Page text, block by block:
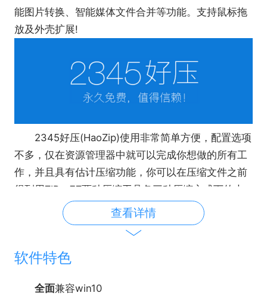
能图片转换、智能媒体文件合并等功能。支持鼠标拖
放及外壳扩展!
2345好压(HaoZip)使用非常简单方便，配置选项
不多，仅在资源管理器中就可以完成你想做的所有工
作，并且具有估计压缩功能，你可以在压缩文件之前
得到用ZIP、7Z两种压缩工具各三种压缩方式下的大
概压缩率;还有强大的历史记录能;而资源占用相对较
少，强大的固实压缩、智能图片压缩和多媒体文件处
查看详情
软件特色
全面兼容win10